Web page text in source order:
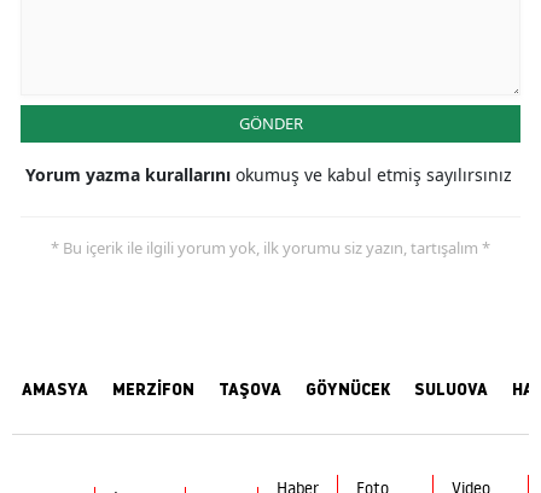
GÖNDER
Yorum yazma kurallarını okumuş ve kabul etmiş sayılırsınız
* Bu içerik ile ilgili yorum yok, ilk yorumu siz yazın, tartışalım *
AMASYA MERZİFON TAŞOVA GÖYNÜCEK SULUOVA
Haber Foto Video